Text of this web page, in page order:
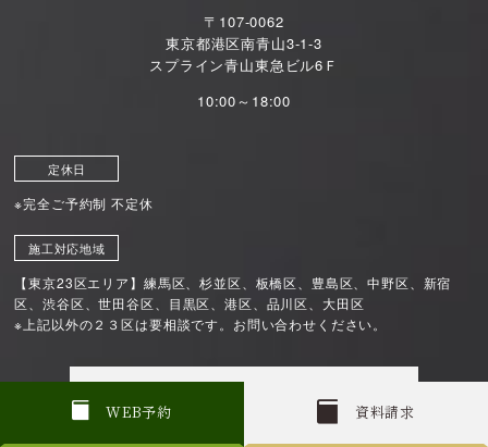
W EB予約 資料請求
〒107-0062
東京都港区南青山3-1-3
スプライン青山東急ビル6Ｆ
10:00～18:00
定休日
※完全ご予約制 不定休
施工対応地域
【東京23区エリア】練馬区、杉並区、板橋区、豊島区、中野区、新宿
区、渋谷区、世田谷区、目黒区、港区、品川区、大田区
※上記以外の２３区は要相談です。お問い合わせください。